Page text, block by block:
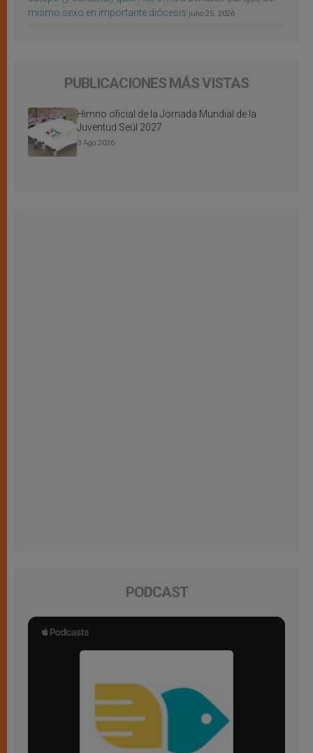
mismo sexo en importante diócesis julio 25, 2026
PUBLICACIONES MÁS VISTAS
Himno oficial de la Jornada Mundial de la
Juventud Seúl 2027
3 Ago 2026
PODCAST